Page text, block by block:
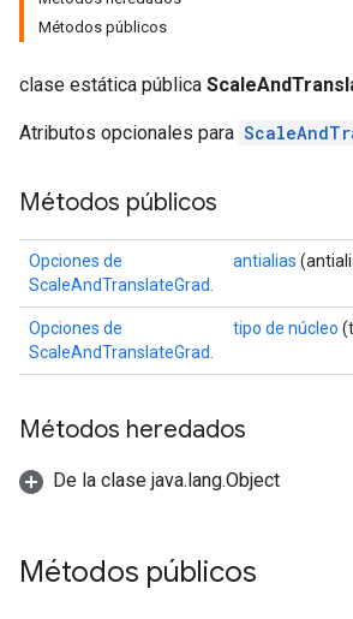
Métodos públicos
clase estática pública
Atributos opcionales para
Métodos públicos
Opciones de
ScaleAndTranslateGrad.
antialias
Opciones de
ScaleAndTranslateGrad.
tipo de núcleo
Métodos heredados
De la clase java.lang.Object
Métodos públicos